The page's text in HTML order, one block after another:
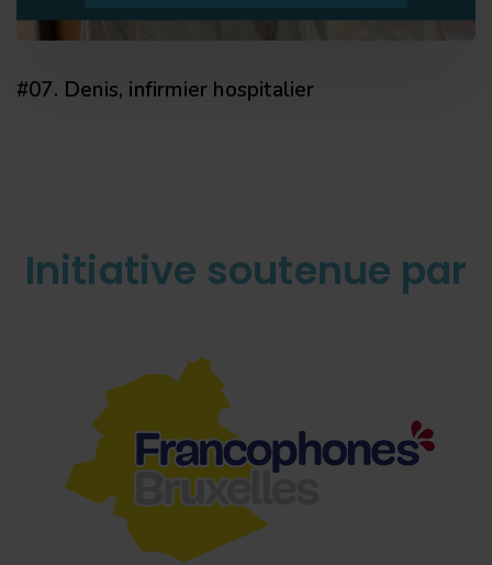
#07. Denis, infirmier hospitalier
Initiative soutenue par